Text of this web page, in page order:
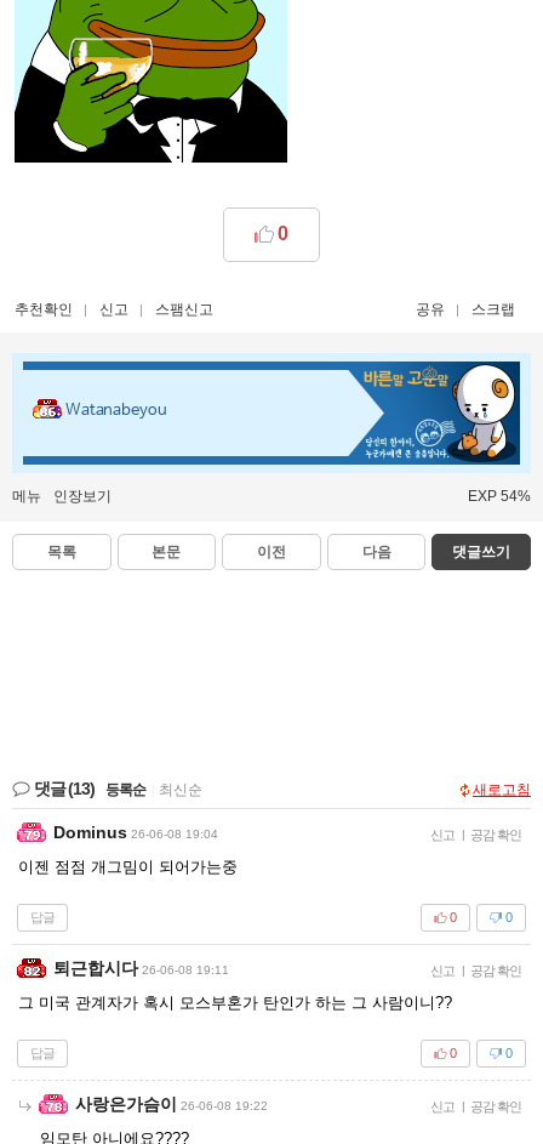
0
추천확인 신고 스팸신고 공유 스크랩
Watanabeyou
메뉴 인장보기 EXP 54%
목록 본문 이전 다음 댓글쓰기
댓글(13) 등록순 최신순 새로고침
Dominus 26-06-08 19:04 신고 | 공감 확인
이젠 점점 개그밈이 되어가는중
답글 0
0
퇴근합시다 26-06-08 19:11 신고 | 공감 확인
그 미국 관계자가 혹시 모스부혼가 탄인가 하는 그 사람이니??
답글 0
0
사랑은가슴이 26-06-08 19:22 신고 | 공감 확인
임모탄 아니에요????